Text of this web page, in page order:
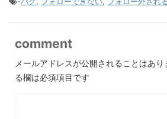
comment
メールアドレスが公開されることはあり
る欄は必須項目です